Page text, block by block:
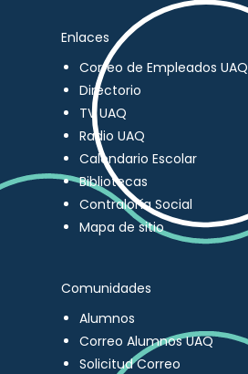
Enlaces
Correo de Empleados UAQ
Directorio
TV UAQ
Radio UAQ
Calendario Escolar
Bibliotecas
Contraloría Social
Mapa de sitio
Comunidades
Alumnos
Correo Alumnos UAQ
Solicitud Correo